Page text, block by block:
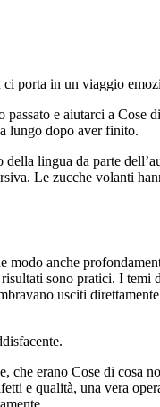
porta in un viaggio
e aiutarci a Cose
lungo dopo aver finito.
lingua da parte
Le zucche volanti
modo anche
sono pratici. I temi
usciti
erano Cose di cosa
e qualità, una vera